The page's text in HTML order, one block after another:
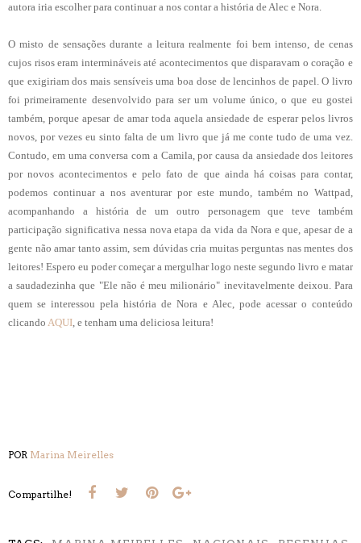
autora iria escolher para continuar a nos contar a história de Alec e Nora.
O misto de sensações durante a leitura realmente foi bem intenso, de cenas
cujos risos eram intermináveis até acontecimentos que disparavam o coração e
que exigiriam dos mais sensíveis uma boa dose de lencinhos de papel. O livro
foi primeiramente desenvolvido para ser um volume único, o que eu gostei
também, porque apesar de amar toda aquela ansiedade de esperar pelos livros
novos, por vezes eu sinto falta de um livro que já me conte tudo de uma vez.
Contudo, em uma conversa com a Camila, por causa da ansiedade dos leitores
por novos acontecimentos e pelo fato de que ainda há coisas para contar,
podemos continuar a nos aventurar por este mundo, também no Wattpad,
acompanhando a história de um outro personagem que teve também
participação significativa nessa nova etapa da vida da Nora e que, apesar de a
gente não amar tanto assim, sem dúvidas cria muitas perguntas nas mentes dos
leitores! Espero eu poder começar a mergulhar logo neste segundo livro e matar
a saudadezinha que "Ele não é meu milionário" inevitavelmente deixou. Para
quem se interessou pela história de Nora e Alec, pode acessar o conteúdo
clicando AQUI, e tenham uma deliciosa leitura!
POR Marina Meirelles
Compartilhe!